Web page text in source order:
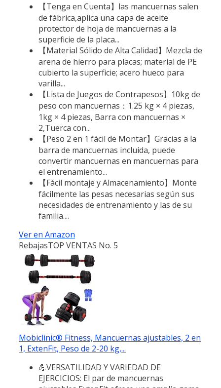
【Tenga en Cuenta】las mancuernas salen
de fábrica,aplica una capa de aceite
protector de hoja de mancuernas a la
superficie de la placa...
【Material Sólido de Alta Calidad】Mezcla de
arena de hierro para placas; material de PE
cubierto la superficie; acero hueco para
varilla...
【Lista de Juegos de Contrapesos】10kg de
peso con mancuernas：1.25 kg × 4 piezas,
1kg × 4 piezas, Barra con mancuernas ×
2,Tuerca con...
【Peso 2 en 1 fácil de Montar】Gracias a la
barra de mancuernas incluida, puede
convertir mancuernas en mancuernas para
el entrenamiento...
【Fácil montaje y Almacenamiento】Monte
fácilmente las pesas necesarias según sus
necesidades de entrenamiento y las de su
familia....
Ver en Amazon
RebajasTOP VENTAS No. 5
Mobiclinic® Fitness, Mancuernas ajustables, 2 en
1, ExtenFit, Peso de 2-20 kg,...
💪VERSATILIDAD Y VARIEDAD DE
EJERCICIOS: El par de mancuernas